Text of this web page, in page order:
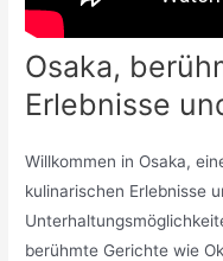
Osaka,
Erlebnisse
Willkommen in Osaka,
kulinarischen Erlebnisse
berühmte Gerichte wie